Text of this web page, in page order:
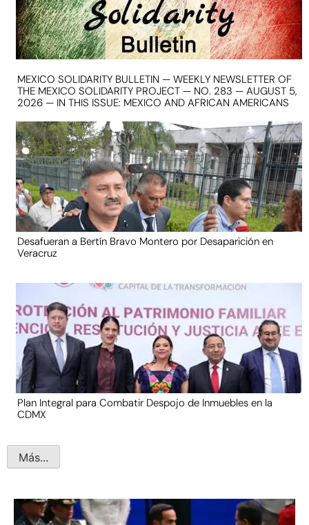
MEXICO SOLIDARITY BULLETIN — WEEKLY NEWSLETTER OF
THE MEXICO SOLIDARITY PROJECT — NO. 283 — AUGUST 5,
2026 — IN THIS ISSUE: MEXICO AND AFRICAN AMERICANS
Desafueran a Bertín Bravo Montero por Desaparición en
Veracruz
Plan Integral para Combatir Despojo de Inmuebles en la
CDMX
Más...